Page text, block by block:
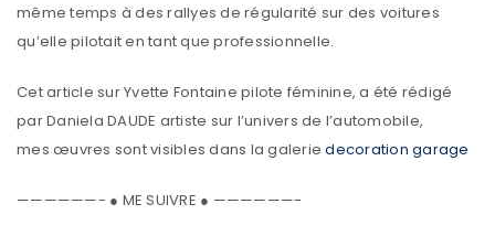
même temps à des rallyes de régularité sur des voitures
qu’elle pilotait en tant que professionnelle.
Cet article sur Yvette Fontaine pilote féminine, a été rédigé
par Daniela DAUDE artiste sur l’univers de l’automobile,
mes œuvres sont visibles dans la galeriedecoration garage
——————- ● ME SUIVRE ● ——————-